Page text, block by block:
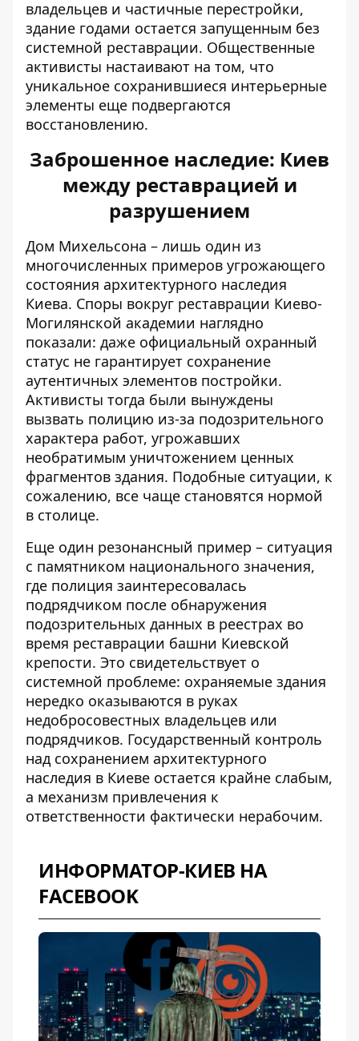
владельцев и частичные перестройки,
здание годами остается запущенным без
системной реставрации. Общественные
активисты настаивают на том, что
уникальное сохранившиеся интерьерные
элементы еще подвергаются
восстановлению.
Заброшенное наследие: Киев
между реставрацией и
разрушением
Дом Михельсона – лишь один из
многочисленных примеров угрожающего
состояния архитектурного наследия
Киева. Споры вокруг реставрации Киево-
Могилянской академии наглядно
показали: даже официальный охранный
статус не гарантирует сохранение
аутентичных элементов постройки.
Активисты тогда были вынуждены
вызвать полицию из-за подозрительного
характера работ, угрожавших
необратимым уничтожением ценных
фрагментов здания. Подобные ситуации, к
сожалению, все чаще становятся нормой
в столице.
Еще один резонансный пример – ситуация
с памятником национального значения,
где полиция заинтересовалась
подрядчиком после обнаружения
подозрительных данных в реестрах во
время реставрации башни Киевской
крепости. Это свидетельствует о
системной проблеме: охраняемые здания
нередко оказываются в руках
недобросовестных владельцев или
подрядчиков. Государственный контроль
над сохранением архитектурного
наследия в Киеве остается крайне слабым,
а механизм привлечения к
ответственности фактически нерабочим.
ИНФОРМАТОР-КИЕВ НА
FACEBOOK